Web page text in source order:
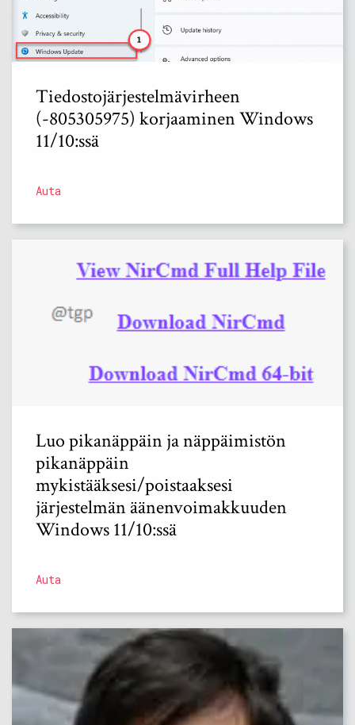
Tiedostojärjestelmävirheen
(-805305975) korjaaminen Windows
11/10:ssä
Auta
Luo pikanäppäin ja näppäimistön
pikanäppäin
mykistääksesi/poistaaksesi
järjestelmän äänenvoimakkuuden
Windows 11/10:ssä
Auta